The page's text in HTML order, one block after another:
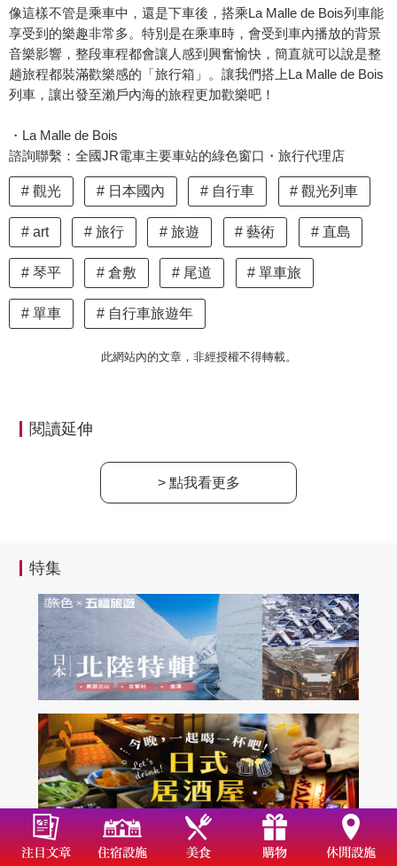
像這樣不管是乘車中，還是下車後，搭乘La Malle de Bois列車能
享受到的樂趣非常多。特別是在乘車時，會受到車內播放的背景
音樂影響，整段車程都會讓人感到興奮愉快，簡直就可以說是整
趟旅程都裝滿歡樂感的「旅行箱」。讓我們搭上La Malle de Bois
列車，讓出發至瀨戶內海的旅程更加歡樂吧！
・La Malle de Bois
諮詢聯繫：全國JR電車主要車站的綠色窗口・旅行代理店
觀光 日本國內 自行車 觀光列車
art 旅行 旅遊 藝術 直島
琴平 倉敷 尾道 單車旅
單車 自行車旅遊年
此網站內的文章，非經授權不得轉載。
閱讀延伸
> 點我看更多
特集